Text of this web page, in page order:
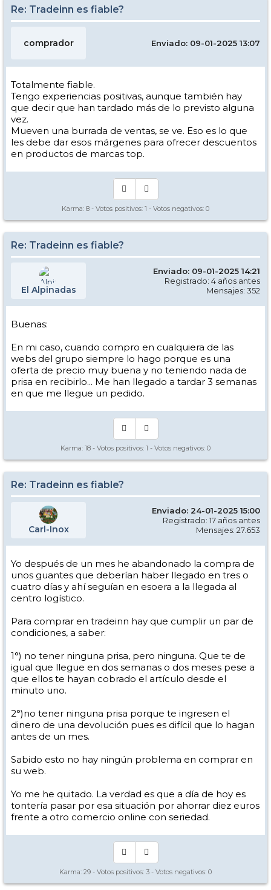
Re: Tradeinn es fiable?
comprador Enviado: 09-01-2025 13:07
Totalmente fiable.
Tengo experiencias positivas, aunque también hay
que decir que han tardado más de lo previsto alguna
vez.
Mueven una burrada de ventas, se ve. Eso es lo que
les debe dar esos márgenes para ofrecer descuentos
en productos de marcas top.
Karma: 8 - Votos positivos: 1 - Votos negativos: 0
Re: Tradeinn es fiable?
El Alpinadas
Enviado: 09-01-2025 14:21
Registrado: 4 años antes
Mensajes: 352
Buenas:
En mi caso, cuando compro en cualquiera de las
webs del grupo siempre lo hago porque es una
oferta de precio muy buena y no teniendo nada de
prisa en recibirlo... Me han llegado a tardar 3 semanas
en que me llegue un pedido.
Karma: 18 - Votos positivos: 1 - Votos negativos: 0
Re: Tradeinn es fiable?
Carl-Inox
Enviado: 24-01-2025 15:00
Registrado: 17 años antes
Mensajes: 27.653
Yo después de un mes he abandonado la compra de
unos guantes que deberían haber llegado en tres o
cuatro días y ahí seguían en esoera a la llegada al
centro logístico.
Para comprar en tradeinn hay que cumplir un par de
condiciones, a saber:
1°) no tener ninguna prisa, pero ninguna. Que te de
igual que llegue en dos semanas o dos meses pese a
que ellos te hayan cobrado el artículo desde el
minuto uno.
2°)no tener ninguna prisa porque te ingresen el
dinero de una devolución pues es difícil que lo hagan
antes de un mes.
Sabido esto no hay ningún problema en comprar en
su web.
Yo me he quitado. La verdad es que a día de hoy es
tontería pasar por esa situación por ahorrar diez euros
frente a otro comercio online con seriedad.
Karma: 29 - Votos positivos: 3 - Votos negativos: 0